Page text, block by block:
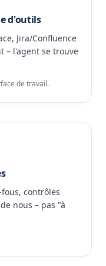
d'outils
Jira/Confluence
– l'agent se trouve
de travail.
contrôles
nous – pas "à